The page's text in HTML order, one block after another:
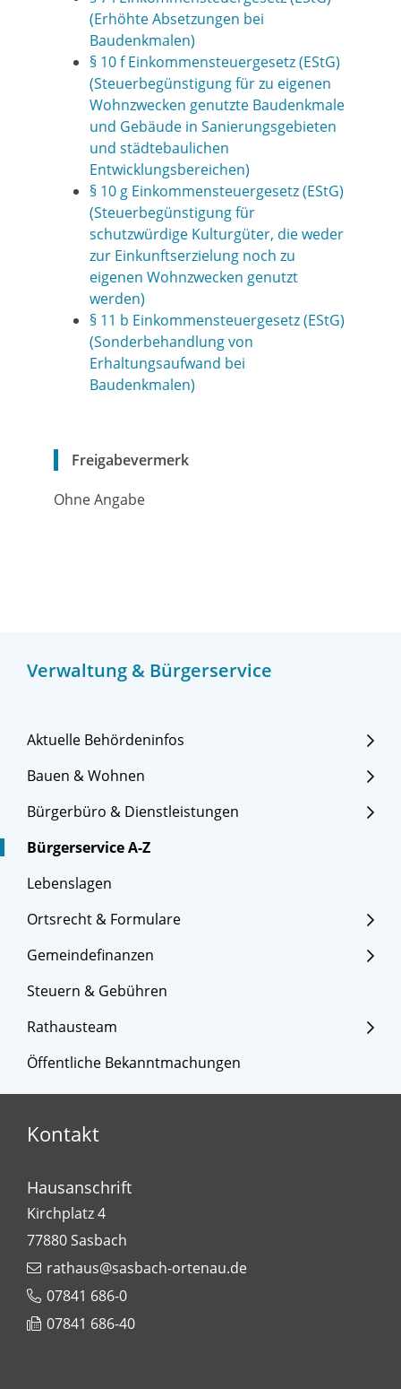
Verwaltung & Bürgerservice
Aktuelle Behördeninfos
Bauen & Wohnen
Bürgerbüro & Dienstleistungen
Bürgerservice A-Z
Lebenslagen
Ortsrecht & Formulare
Gemeindefinanzen
Steuern & Gebühren
Rathausteam
Öffentliche Bekanntmachungen
(Erhöhte Absetzungen bei
Baudenkmalen)
§ 10 f Einkommensteuergesetz (EStG)
(Steuerbegünstigung für zu eigenen
Wohnzwecken genutzte Baudenkmale
und Gebäude in Sanierungsgebieten
und städtebaulichen
Entwicklungsbereichen)
§ 10 g Einkommensteuergesetz (EStG)
(Steuerbegünstigung für
schutzwürdige Kulturgüter, die weder
zur Einkunftserzielung noch zu
eigenen Wohnzwecken genutzt
werden)
§ 11 b Einkommensteuergesetz (EStG)
(Sonderbehandlung von
Erhaltungsaufwand bei
Baudenkmalen)
Freigabevermerk
Ohne Angabe
Kontakt
Hausanschrift
Kirchplatz 4
77880Sasbach
rathaus@sasbach-ortenau.de
07841 686-0
07841 686-40